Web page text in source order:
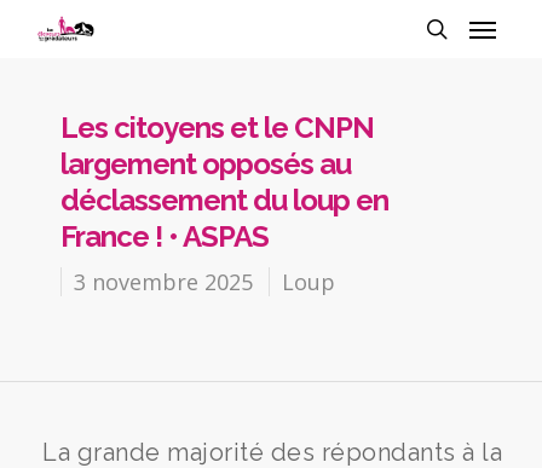
Les citoyens et le CNPN
largement opposés au
déclassement du loup en
France ! • ASPAS
3 novembre 2025 Loup
La grande majorité des répondants à la